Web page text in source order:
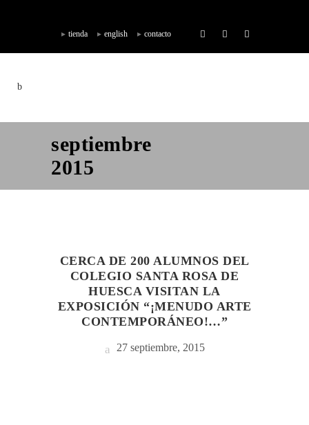
tienda english contacto
septiembre
2015
CERCA DE 200 ALUMNOS DEL
COLEGIO SANTA ROSA DE
HUESCA VISITAN LA
EXPOSICIÓN “¡MENUDO ARTE
CONTEMPORÁNEO!…”
27 septiembre, 2015